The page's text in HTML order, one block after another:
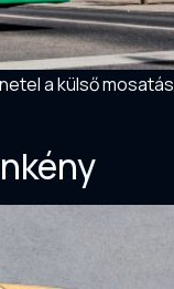
a külső